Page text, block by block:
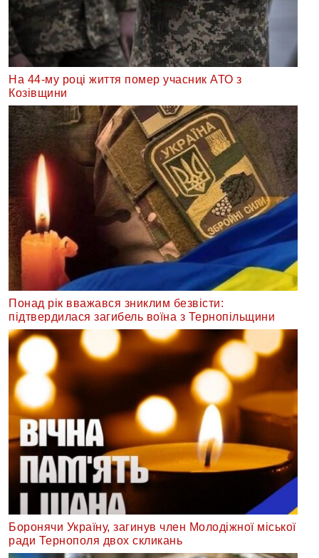
На 44-му році життя помер учасник АТО з
Козівщини
Понад рік вважався зниклим безвісти:
підтвердилася загибель воїна з Тернопільщини
Боронячи Україну, загинув член Молодіжної міської
ради Тернополя двох скликань